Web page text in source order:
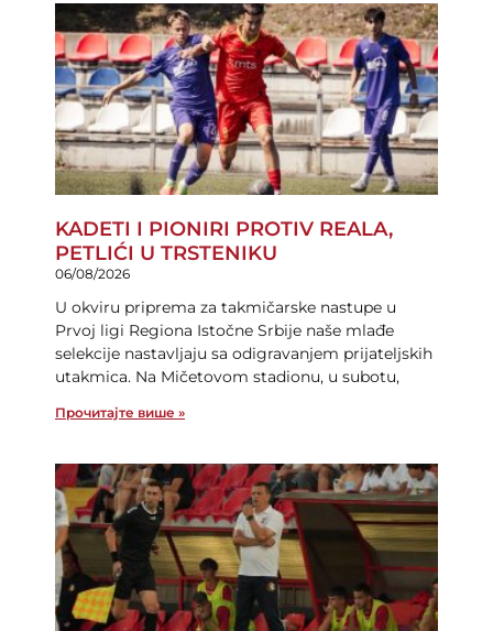
KADETI I PIONIRI PROTIV REALA,
PETLIĆI U TRSTENIKU
06/08/2026
U okviru priprema za takmičarske nastupe u
Prvoj ligi Regiona Istočne Srbije naše mlađe
selekcije nastavljaju sa odigravanjem prijateljskih
utakmica. Na Mičetovom stadionu, u subotu,
Прочитајте више »